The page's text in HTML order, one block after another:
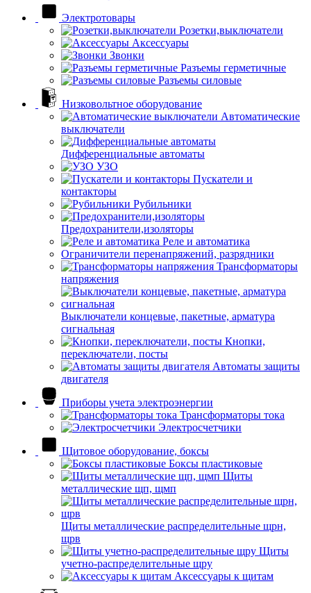
Электротовары
Розетки,выключатели
Аксессуары
Звонки
Разъемы герметичные
Разъемы силовые
Низковольтное оборудование
Автоматические
выключатели
Дифференциальные автоматы
УЗО
Пускатели и
контакторы
Рубильники
Предохранители,изоляторы
Реле и автоматика
Ограничители перенапряжений, разрядники
Трансформаторы
напряжения
Выключатели концевые, пакетные, арматура
сигнальная
Кнопки,
переключатели, посты
Автоматы защиты
двигателя
Приборы учета электроэнергии
Трансформаторы тока
Электросчетчики
Щитовое оборудование, боксы
Боксы пластиковые
Щиты
металлические щп, щмп
Щиты металлические распределительные щрн,
щрв
Щиты
учетно-распределительные щру
Аксессуары к щитам